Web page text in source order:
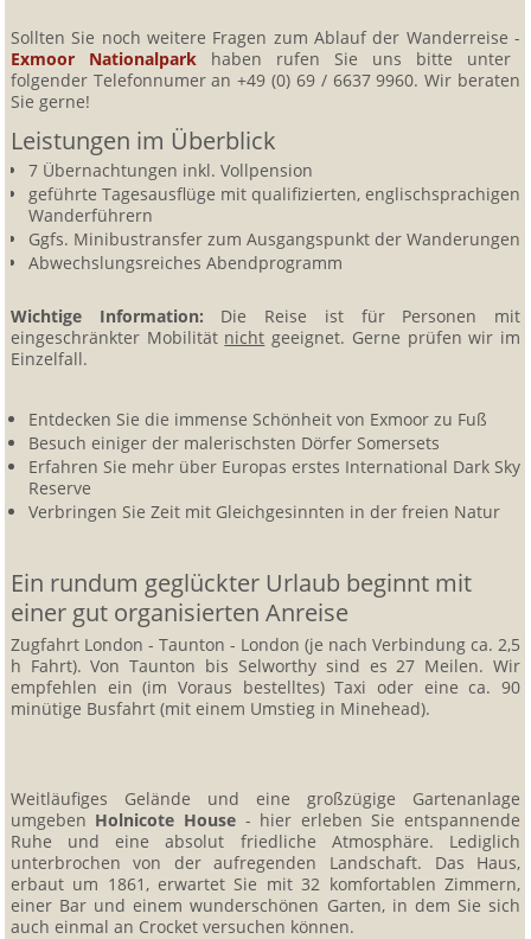
Sollten Sie noch weitere Fragen zum Ablauf der Wanderreise -
Exmoor Nationalpark
haben rufen Sie uns bitte unter
folgender Telefonnumer an +49 (0) 69 / 6637 9960. Wir beraten
Sie gerne!
Leistungen im Überblick
7 Übernachtungen inkl. Vollpension
geführte Tagesausflüge mit qualifizierten, englischsprachigen
Wanderführern
Ggfs. Minibustransfer zum Ausgangspunkt der Wanderungen
Abwechslungsreiches Abendprogramm
Wichtige Information: Die Reise ist für Personen mit
eingeschränkter Mobilität nicht geeignet. Gerne prüfen wir im
Einzelfall.
Entdecken Sie die immense Schönheit von Exmoor zu Fuß
Besuch einiger der malerischsten Dörfer Somersets
Erfahren Sie mehr über Europas erstes International Dark Sky
Reserve
Verbringen Sie Zeit mit Gleichgesinnten in der freien Natur
Ein rundum geglückter Urlaub beginnt mit
einer gut organisierten Anreise
Zugfahrt London - Taunton - London (je nach Verbindung ca. 2,5
h Fahrt). Von Taunton bis Selworthy sind es 27 Meilen. Wir
empfehlen ein (im Voraus bestelltes) Taxi oder eine ca. 90
minütige Busfahrt (mit einem Umstieg in Minehead).
Weitläufiges Gelände und eine großzügige Gartenanlage
umgeben Holnicote House - hier erleben Sie entspannende
Ruhe und eine absolut friedliche Atmosphäre. Lediglich
unterbrochen von der aufregenden Landschaft. Das Haus,
erbaut um 1861, erwartet Sie mit 32 komfortablen Zimmern,
einer Bar und einem wunderschönen Garten, in dem Sie sich
auch einmal an Crocket versuchen können.